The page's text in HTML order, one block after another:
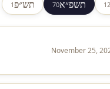
12 תשפ״א70 תש״פ1
November 25,